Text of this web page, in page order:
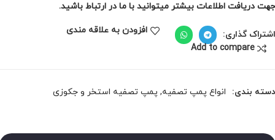
دریافت اطلاعات بیشتر میتوانید با ما در ارتباط باشید.
گذاری:
افزودن به علاقه مندی
Add to compare
بندی: انواع پمپ تصفیه, پمپ تصفیه استخر و جکوزی